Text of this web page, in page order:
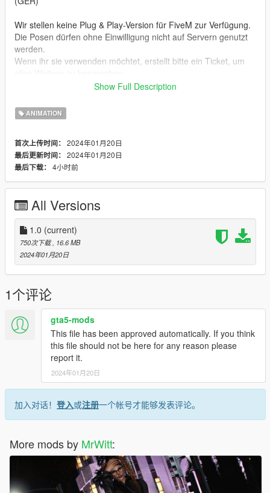
Wir stellen keine Plug & Play-Version für FiveM zur Verfügung.
Die Posen dürfen ohne Einwilligung nicht auf Servern genutzt
werden.
Wenn ihr sie verwenden möchtet, erstellt bitte ein Ticket, um
1. Open OpenIV.
2. Navigate to GTA V -> Mods folder -> update -> x64 ->
3. Place the files into the folder.
4. Go to menyooStuff.
5. Open FavoriteAnims.xml and copy & paste the animation
text from readme.txt
Creator: MrWitt
my Discord link
https://discord.gg/Asegvy9Fcs
Show Full Description
ANIMATION
首次上传时间： 2024年01月20日
最后更新时间： 2024年01月20日
最后下载： 4小时前
All Versions
1.0 (current)
750次下载 , 16.6 MB
2024年01月20日
1个评论
gta5-mods
This file has been approved automatically. If you think
this file should not be here for any reason please
report it.
2024年01月20日
加入对话！ 登入或注册一个帐号才能够发表评论。
More mods by MrWitt: